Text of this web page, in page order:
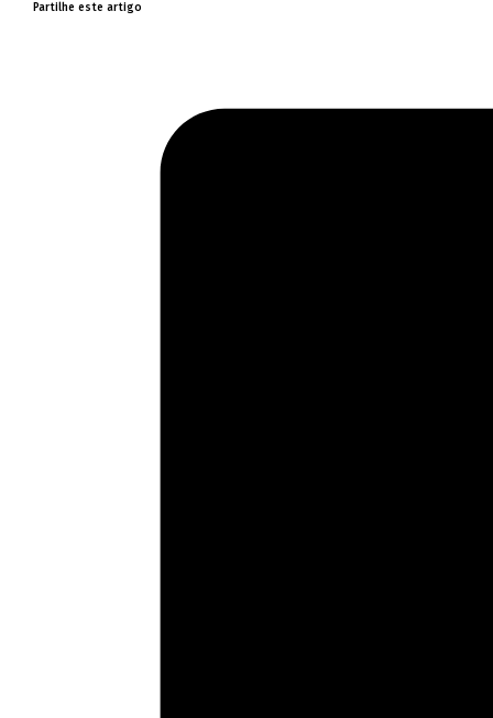
Partilhe este artigo